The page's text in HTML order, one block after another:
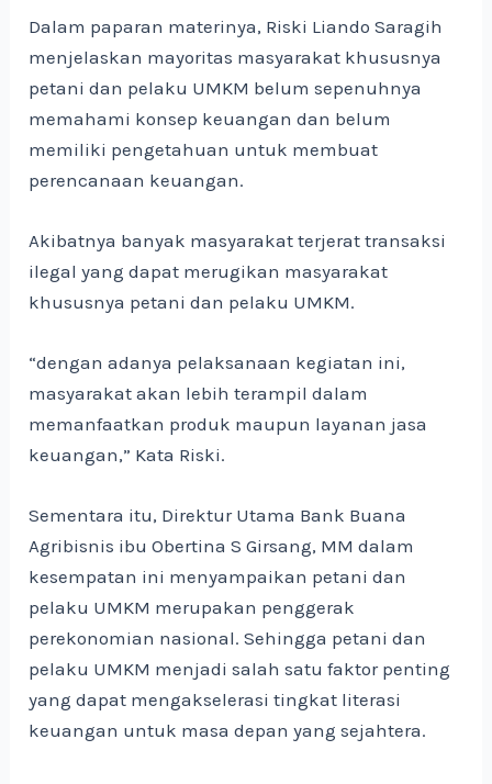
Dalam paparan materinya, Riski Liando Saragih
menjelaskan mayoritas masyarakat khususnya
petani dan pelaku UMKM belum sepenuhnya
memahami konsep keuangan dan belum
memiliki pengetahuan untuk membuat
perencanaan keuangan.
Akibatnya banyak masyarakat terjerat transaksi
ilegal yang dapat merugikan masyarakat
khususnya petani dan pelaku UMKM.
“dengan adanya pelaksanaan kegiatan ini,
masyarakat akan lebih terampil dalam
memanfaatkan produk maupun layanan jasa
keuangan,” Kata Riski.
Sementara itu, Direktur Utama Bank Buana
Agribisnis ibu Obertina S Girsang, MM dalam
kesempatan ini menyampaikan petani dan
pelaku UMKM merupakan penggerak
perekonomian nasional. Sehingga petani dan
pelaku UMKM menjadi salah satu faktor penting
yang dapat mengakselerasi tingkat literasi
keuangan untuk masa depan yang sejahtera.